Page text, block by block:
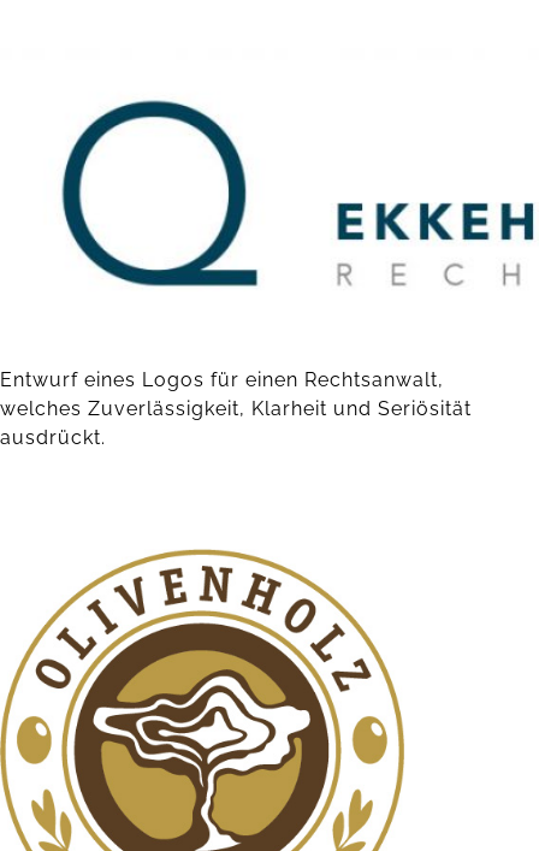
Entwurf eines Logos für einen Rechtsanwalt,
welches Zuverlässigkeit, Klarheit und Seriösität
ausdrückt.